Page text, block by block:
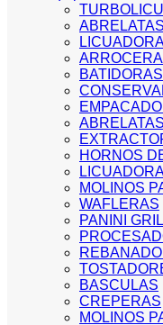
BATIDORAS
HORNOS
MOLINOS
WAFLERAS
PANINI
BASCULAS
CREPERAS
MOLINOS